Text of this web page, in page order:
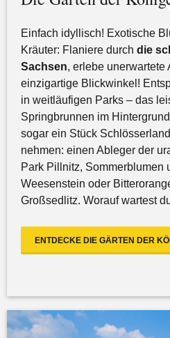
Einfach idyllisch! Exotische
Kräuter: Flaniere durch die
Sachsen, erlebe unerwartete
einzigartige Blickwinkel!
in weitläufigen Parks – das
Springbrunnen im
sogar ein Stück
nehmen: einen Ableger der
Park Pillnitz, Sommerblumen
Weesenstein oder
Großsedlitz. Worauf wartest
ENTDECKE DIE GÄRTEN DER